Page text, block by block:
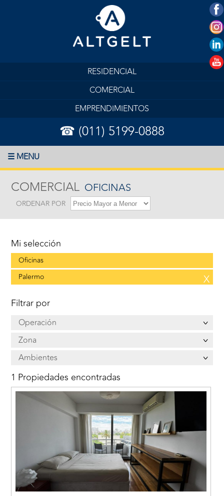
RESIDENCIAL
COMERCIAL
EMPRENDIMIENTOS
☎ (011) 5199-0888
☰ MENU
COMERCIAL OFICINAS
ORDENAR POR
Mi selección
Oficinas
Palermo
X
Filtrar por
Operación
Zona
Ambientes
1 Propiedades encontradas